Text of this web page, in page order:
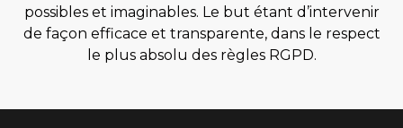
possibles et imaginables. Le but étant d’intervenir
de façon efficace et transparente, dans le respect
le plus absolu des règles RGPD.